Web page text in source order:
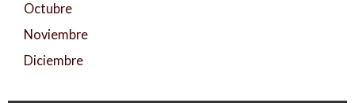
Octubre
Noviembre
Diciembre